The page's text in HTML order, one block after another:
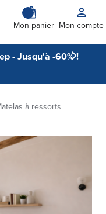
Mon panier Mon compte
- Jusqu'à -60% !
à ressorts